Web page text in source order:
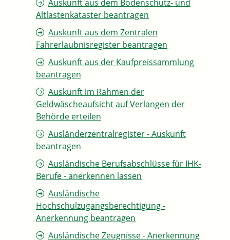
Auskunft aus dem Bodenschutz- und
Altlastenkataster beantragen
Auskunft aus dem Zentralen
Fahrerlaubnisregister beantragen
Auskunft aus der Kaufpreissammlung
beantragen
Auskunft im Rahmen der
Geldwäscheaufsicht auf Verlangen der
Behörde erteilen
Ausländerzentralregister - Auskunft
beantragen
Ausländische Berufsabschlüsse für IHK-
Berufe - anerkennen lassen
Ausländische
Hochschulzugangsberechtigung -
Anerkennung beantragen
Ausländische Zeugnisse - Anerkennung